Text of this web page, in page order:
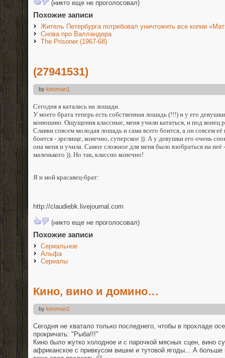
(никто еще не проголосовал)
Похожие записи
Житель Петербурга потребовал уничтожить все копии
Снова про Валландера
The Prisoner (1967-68)
(27941531)
by kinoman1
Сегодня я каталась на лошади.
У моего брата теперь есть собственная лошадь (!!!) и у его
конюшню. Ощущения классные, меня учили кататься, и под конец
Славки совсем молодая лошадь и сама всего боится, а он совсем
боится - зрелище, конечно, суперское )). А у девушки его очень
она меня и учила. Самое сложное для меня было взобраться на неё
маленького )). Но так, классно конечно!
Я и мой красавец-брат:
http://claudiebk.livejournal.com
(никто еще не проголосовал)
Похожие записи
Сериальное
Альфа
Сериалы
Кино, вино и домино…
by kinoman1
Сегодня не хватало только последнего, чтобы в прохладе
прокричать: "Рыба!!!"
Кино было жутко холодное и с парочкой мясных сцен, вино
африканское с привкусом вишни и тутовой ягоды... А больше